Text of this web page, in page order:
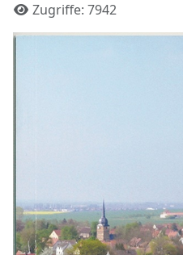
Zugriffe: 7942